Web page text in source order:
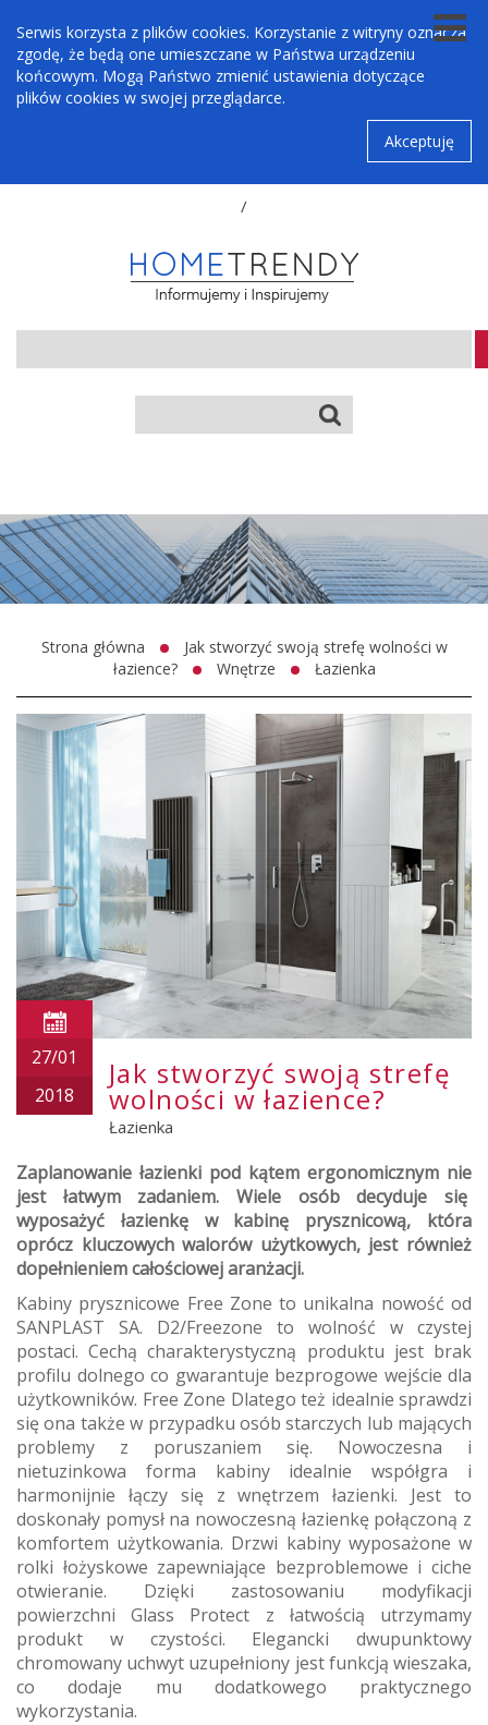
Serwis korzysta z plików cookies. Korzystanie z witryny oznacza
zgodę, że będą one umieszczane w Państwa urządzeniu
końcowym. Mogą Państwo zmienić ustawienia dotyczące
plików cookies w swojej przeglądarce.
Akceptuję
/
Strona główna
Jak stworzyć swoją strefę wolności w
łazience?
Wnętrze Łazienka
27/01
2018
Jak stworzyć swoją strefę
wolności w łazience?
Łazienka
Zaplanowanie łazienki pod kątem ergonomicznym nie
jest łatwym zadaniem. Wiele osób decyduje się
wyposażyć łazienkę w kabinę prysznicową, która
oprócz kluczowych walorów użytkowych, jest również
dopełnieniem całościowej aranżacji.
Kabiny prysznicowe Free Zone to unikalna nowość od
SANPLAST SA. D2/Freezone to wolność w czystej
postaci. Cechą charakterystyczną produktu jest brak
profilu dolnego co gwarantuje bezprogowe wejście dla
użytkowników. Free Zone Dlatego też idealnie sprawdzi
się ona także w przypadku osób starczych lub mających
problemy z poruszaniem się. Nowoczesna i
nietuzinkowa forma kabiny idealnie współgra i
harmonijnie łączy się z wnętrzem łazienki. Jest to
doskonały pomysł na nowoczesną łazienkę połączoną z
komfortem użytkowania. Drzwi kabiny wyposażone w
rolki łożyskowe zapewniające bezproblemowe i ciche
otwieranie. Dzięki zastosowaniu modyfikacji
powierzchni Glass Protect z łatwością utrzymamy
produkt w czystości. Elegancki dwupunktowy
chromowany uchwyt uzupełniony jest funkcją wieszaka,
co dodaje mu dodatkowego praktycznego
wykorzystania.